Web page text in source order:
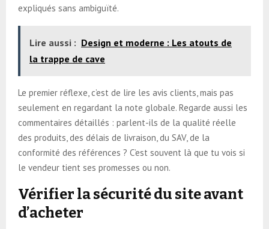
expliqués sans ambiguïté.
Lire aussi : Design et moderne : Les atouts de
la trappe de cave
Le premier réflexe, c’est de lire les avis clients, mais pas
seulement en regardant la note globale. Regarde aussi les
commentaires détaillés : parlent-ils de la qualité réelle
des produits, des délais de livraison, du SAV, de la
conformité des références ? C’est souvent là que tu vois si
le vendeur tient ses promesses ou non.
Vérifier la sécurité du site avant
d’acheter